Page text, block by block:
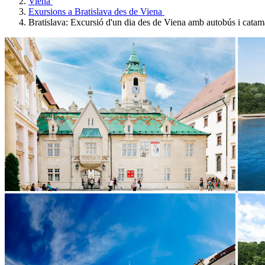
Exursions a Bratislava des de Viena
Bratislava: Excursió d'un dia des de Viena amb autobús i